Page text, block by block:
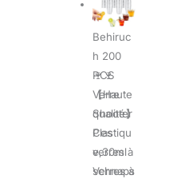
Behiruc
h 200
PCS
Verre
Shooter
Plastiqu
e,30ml
Verres à
🍷🍷
【Haute
qualité】
Ces
verres à
schnaps